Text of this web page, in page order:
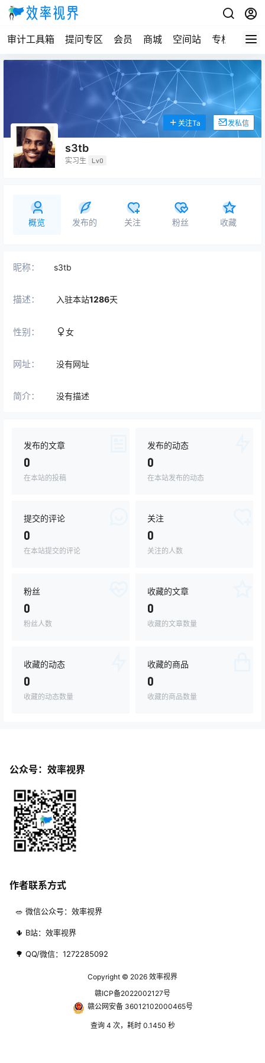
审计工具箱 提问专区 会员 商城 空间站 专栏
s3tb
实习生 Lv0
关注Ta 发私信
概览 发布的 关注 粉丝 收藏
昵称： s3tb
描述： 入驻本站1286天
性别： 女
网址： 没有网址
简介： 没有描述
发布的文章
0
在本站的投稿
发布的动态
0
在本站发布的动态
提交的评论
0
在本站提交的评论
关注
0
关注的人数
粉丝
0
粉丝人数
收藏的文章
0
收藏的文章数量
收藏的动态
0
收藏的动态数量
收藏的商品
0
收藏的商品数量
公众号：效率视界
作者联系方式
🥗 微信公众号：效率视界
🌵 B站：效率视界
🌳 QQ/微信：1272285092
Copyright © 2026 效率视界
赣ICP备2022002127号
赣公网安备 36012102000465号
查询 4 次，耗时 0.1450 秒